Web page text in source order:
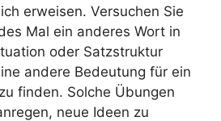
erweisen. Versuchen Sie
Mal ein anderes Wort in
oder Satzstruktur
andere Bedeutung für ein
finden. Solche Übungen
neue Ideen zu